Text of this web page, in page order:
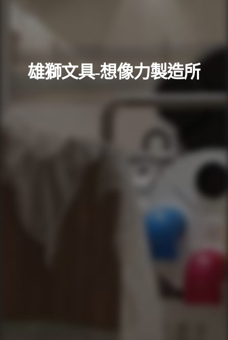
雄獅文具-想像力製造所